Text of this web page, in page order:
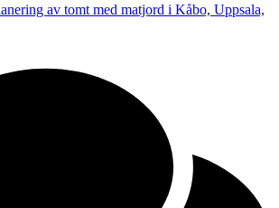
av tomt med matjord i Kåbo, Uppsala,